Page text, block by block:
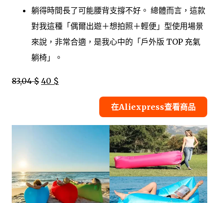
躺得時間長了可能腰背支撐不好。 總體而言，這款
對我這種「偶爾出遊＋想拍照＋輕便」型使用場景
來說，非常合適，是我心中的「戶外版 TOP 充氣
躺椅」。
83,04 $ 40 $
在Aliexpress查看商品